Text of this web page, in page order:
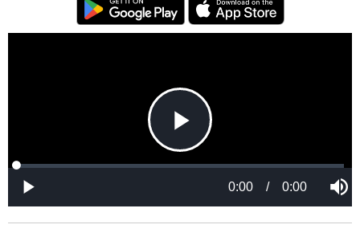
P
l
a
L
d
0
P
e
s
0:00 / 0:00
M
t